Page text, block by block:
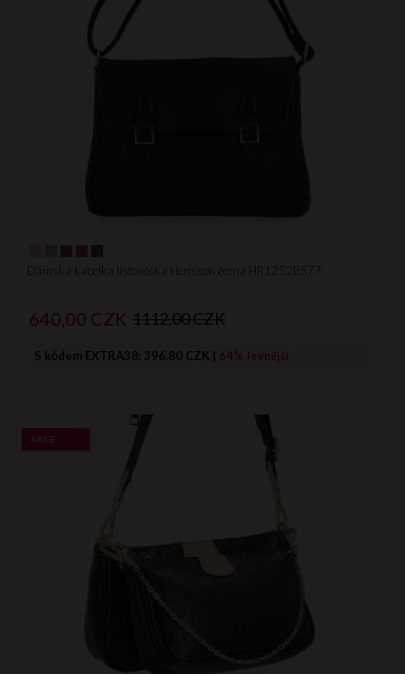
Dámská kabelka listonoška Herisson černá HR1252B577
640,00 CZK 1112,00 CZK
S kódem EXTRA38: 396.80 CZK | 64% levnější
AKCE